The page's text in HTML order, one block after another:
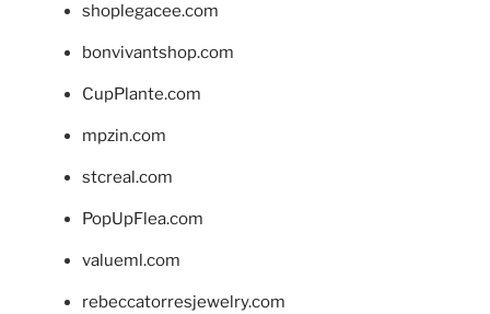
shoplegacee.com
bonvivantshop.com
CupPlante.com
mpzin.com
stcreal.com
PopUpFlea.com
valueml.com
rebeccatorresjewelry.com